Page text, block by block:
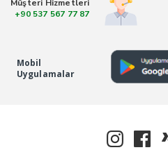
Müşteri Hizmetleri
+90 537 567 77 87
Mobil
Uygulamalar